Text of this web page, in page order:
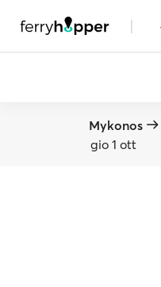
|
Mykonos
gio 1 ott